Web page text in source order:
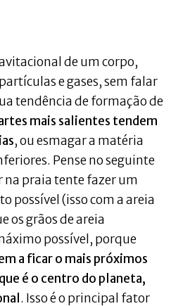
de um corpo,
e gases, sem falar
tendência de formação de
mais salientes tendem
, ou esmagar a matéria
Pense no seguinte
na praia tente fazer um
possível (isso com a areia
os grãos de areia
possível, porque
a ficar o mais próximos
é o centro do planeta,
. Isso é o principal fator